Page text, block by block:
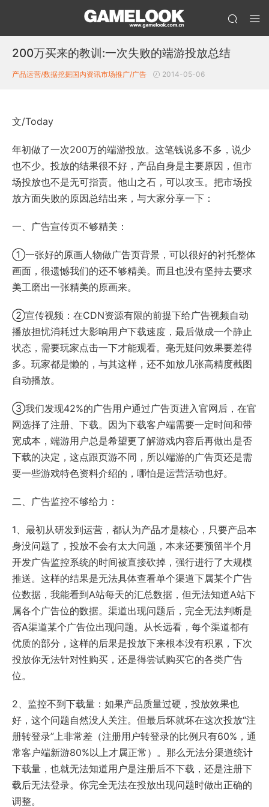
200万买来的教训:一次失败的端游投放总结
产品运营/数据挖掘国内资讯市场推广/广告 2014-05-06
文/Today
年初做了一次200万的端游投放。这笔钱说多不多，说少
也不少。投放的结果很不好，产品自身是主要原因，但市
场投放也不是无可指责。他山之石，可以攻玉。把市场投
放方面失败的原因总结出来，与大家分享一下：
一、广告宣传页不够精美：
①一张好的原画人物做广告页背景，可以很好的衬托整体
画面，很遗憾我们的还不够精美。而且也没有坚持去要求
美工磨出一张精美的原画来。
②宣传视频：在CDN资源有限的前提下给广告视频自动
播放担忧消耗过大影响用户下载速度，最后做成一个静止
状态，需要玩家点击一下才能观看。毫无疑问效果要差得
多。玩家都是懒的，与其这样，还不如放几张高精度截图
自动播放。
③我们发现42%的广告用户通过广告页进入官网后，在官
网选择了注册、下载。因为下载客户端需要一定时间和带
宽成本，端游用户总是希望更了解游戏内容后再做出是否
下载的决定，这点跟页游不同，所以端游的广告页还是需
要一些游戏特色资料介绍的，哪怕是运营活动也好。
二、广告监控不够给力：
1、最初从研发到运营，都认为产品才是核心，只要产品本
身没问题了，投放不会有太大问题，本来还要预留半个月
开发广告监控系统的时间被直接砍掉，强行进行了大规模
推送。这样的结果是无法具体查看单个渠道下属某个广告
位数据，我能看到A站每天的汇总数据，但无法知道A站下
属各个广告位的数据。渠道出现问题后，完全无法判断是
否A渠道某个广告位出现问题。从长远看，每个渠道都有
优质的部分，这样的后果是投放下来根本没有积累，下次
投放你无法针对性购买，还是得尝试购买它的各类广告
位。
2、监控不到下载量：如果产品质量过硬，投放效果也
好，这个问题自然没人关注。但最后坏就坏在这次投放“注
册转登录”上非常差（注册用户转登录的比例只有60%，通
常客户端新游80%以上才属正常）。那么无法分渠道统计
下载量，也就无法知道用户是注册后不下载，还是注册下
载后无法登录。你完全无法在投放出现问题时做出正确的
调整。